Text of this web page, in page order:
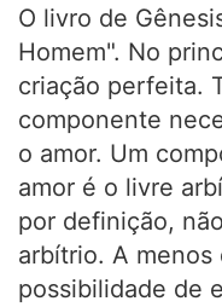
O livro de
Homem". No
criação perfeita.
componente
o amor. Um
amor é o livre
por definição,
arbítrio. A
possibilidade de